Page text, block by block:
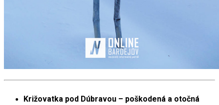
Križovatka pod Dúbravou – poškodená a otočná